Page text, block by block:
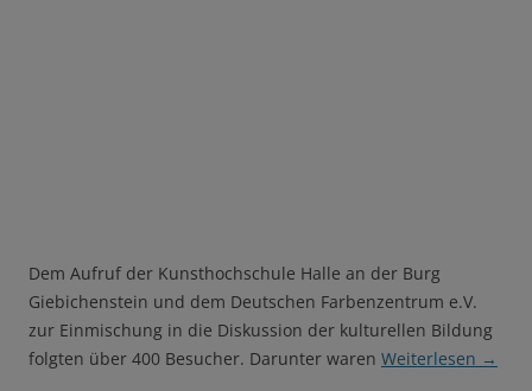
Dem Aufruf der Kunsthochschule Halle an der Burg
Giebichenstein und dem Deutschen Farbenzentrum e.V.
zur Einmischung in die Diskussion der kulturellen Bildung
folgten über 400 Besucher. Darunter waren Weiterlesen →